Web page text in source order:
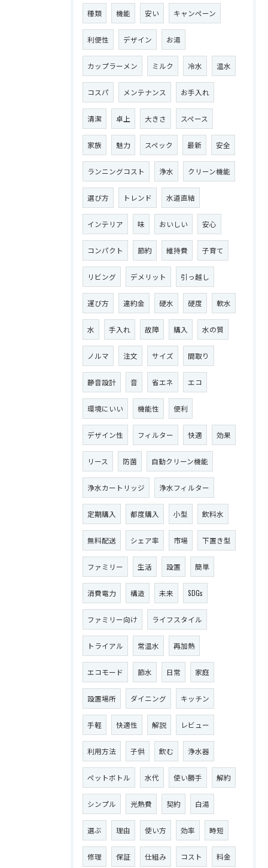
種類 機能 安い キャンペーン
利便性 デザイン お湯
カップラーメン ミルク 冷水 温水
コスパ メンテナンス お手入れ
清潔 卓上 大きさ スペース
家族 魅力 スペック 最新 安全
ランニングコスト 浄水 クリーン機能
選び方 トレンド 水道直結
インテリア 味 おいしい 安心
コンパクト 節約 維持費 子育て
リビング デメリット 引っ越し
運び方 違約金 硬水 硬度 軟水
水 手入れ 故障 購入 水の質
ノルマ 注文 サイズ 間取り
静音設計 音 省エネ エコ
環境にいい 機能性 便利
デザイン性 フィルター 快適 効果
リース 防菌 自動クリーン機能
浄水カートリッジ 浄水フィルター
定期購入 都度購入 小型 飲料水
無料配送 シェア率 市場 下置き型
ファミリー 生活 設置 簡単
消費電力 構造 未来 SDGs
ファミリー向け ライフスタイル
トライアル 常温水 再加熱
エコモード 節水 日常 家庭
設置場所 ダイニング キッチン
手軽 快適性 解説 レビュー
利用方法 子供 飲む 浄水器
ペットボトル 水代 使い勝手 解約
シンプル 光熱費 契約 白湯
選ぶ 理由 使い方 効率 時短
修理 保証 仕組み コスト 料金